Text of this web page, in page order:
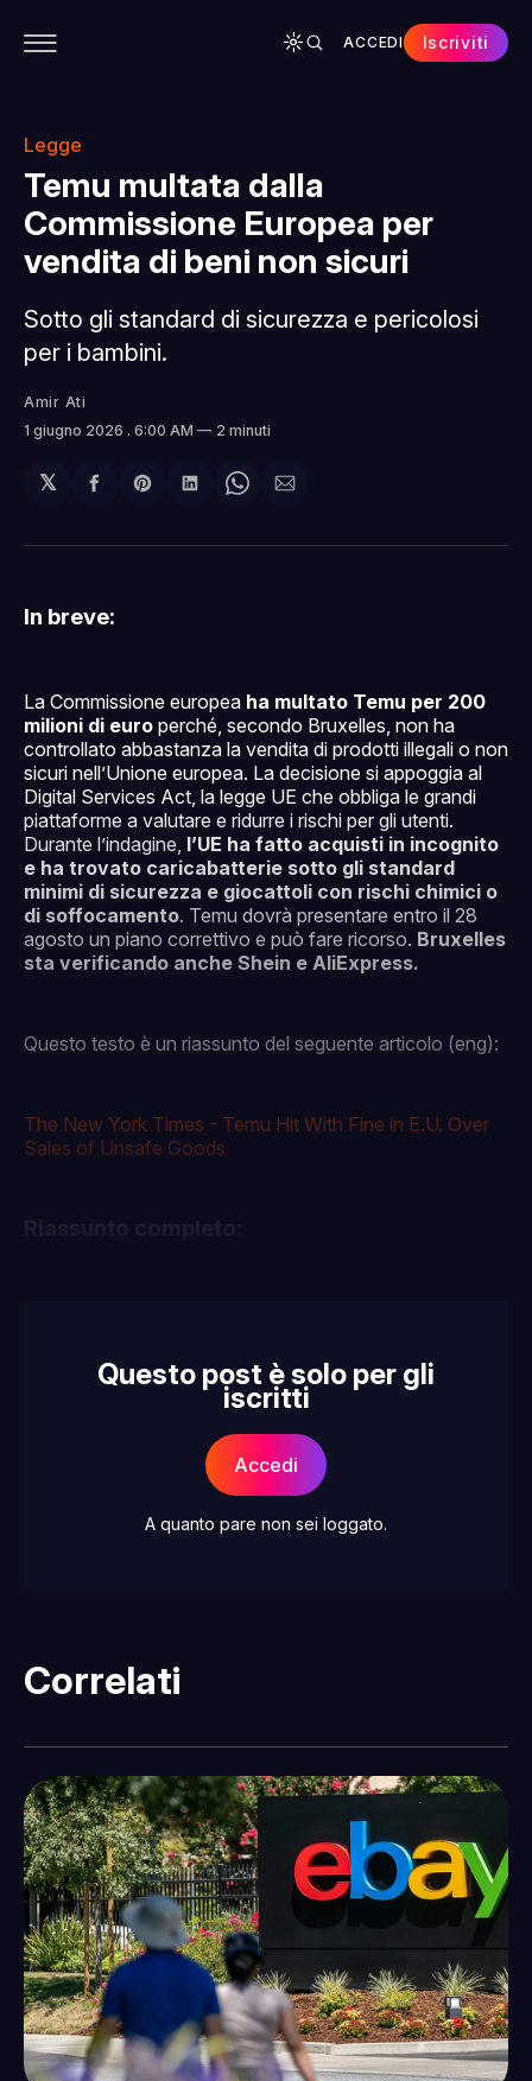
ACCEDI Iscriviti
Legge
Temu multata dalla
Commissione Europea per
vendita di beni non sicuri
Sotto gli standard di sicurezza e pericolosi
per i bambini.
Amir Ati
1 giugno 2026 . 6:00 AM 2 minuti
𝕏
Condividi
Facebook
Share
Pinterest
Condividi
LinkedIn
Share
WhatsApp
Condividi
email
In breve:
La Commissione europea ha multato Temu per 200
milioni di euro perché, secondo Bruxelles, non ha
controllato abbastanza la vendita di prodotti illegali o non
sicuri nell’Unione europea. La decisione si appoggia al
Digital Services Act, la legge UE che obbliga le grandi
piattaforme a valutare e ridurre i rischi per gli utenti.
Durante l’indagine, l’UE ha fatto acquisti in incognito
e ha trovato caricabatterie sotto gli standard
minimi di sicurezza e giocattoli con rischi chimici o
di soffocamento. Temu dovrà presentare entro il 28
agosto un piano correttivo e può fare ricorso. Bruxelles
sta verificando anche Shein e AliExpress.
Questo testo è un riassunto del seguente articolo (eng):
The New York Times - Temu Hit With Fine in E.U. Over
Sales of Unsafe Goods
Questo post è solo per gli
iscritti
Accedi
A quanto pare non sei loggato.
Correlati